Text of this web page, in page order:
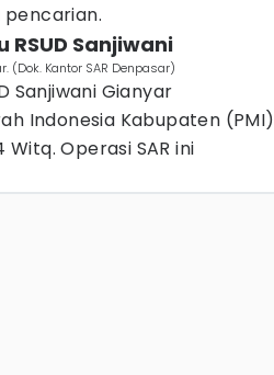
pencarian.
Sanjiwani
(Dok. Kantor SAR Denpasar)
Sanjiwani Gianyar
Indonesia Kabupaten (PMI)
Operasi SAR ini